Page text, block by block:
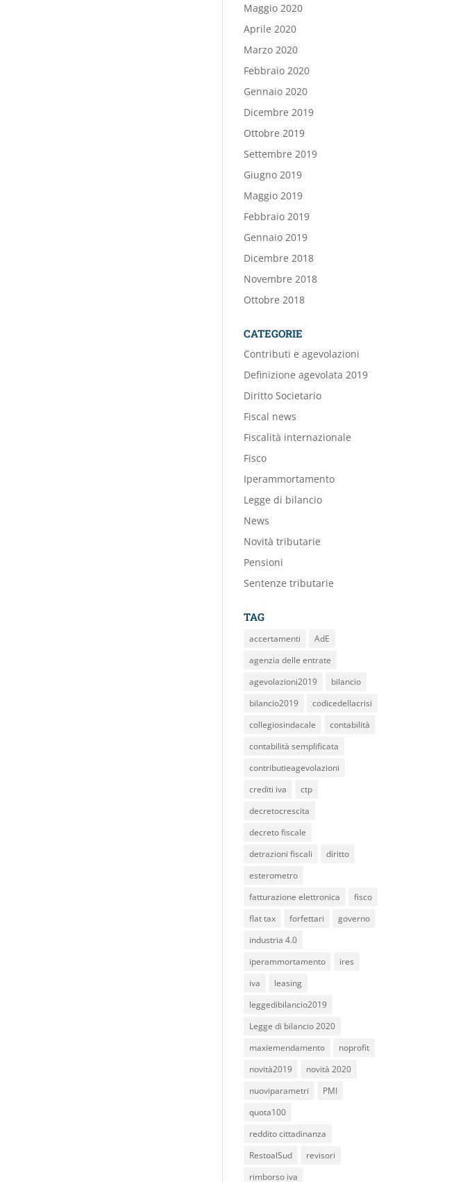
Maggio 2020
Aprile 2020
Marzo 2020
Febbraio 2020
Gennaio 2020
Dicembre 2019
Ottobre 2019
Settembre 2019
Giugno 2019
Maggio 2019
Febbraio 2019
Gennaio 2019
Dicembre 2018
Novembre 2018
Ottobre 2018
CATEGORIE
Contributi e agevolazioni
Definizione agevolata 2019
Diritto Societario
Fiscal news
Fiscalità internazionale
Fisco
Iperammortamento
Legge di bilancio
News
Novità tributarie
Pensioni
Sentenze tributarie
TAG
accertamenti
AdE
agenzia delle entrate
agevolazioni2019
bilancio
bilancio2019
codicedellacrisi
collegiosindacale
contabilità
contabilità semplificata
contributieagevolazioni
crediti iva
ctp
decretocrescita
decreto fiscale
detrazioni fiscali
diritto
esterometro
fatturazione elettronica
fisco
flat tax
forfettari
governo
industria 4.0
iperammortamento
ires
iva
leasing
leggedibilancio2019
Legge di bilancio 2020
maxiemendamento
noprofit
novità2019
novità 2020
nuoviparametri
PMI
quota100
reddito cittadinanza
RestoalSud
revisori
rimborso iva